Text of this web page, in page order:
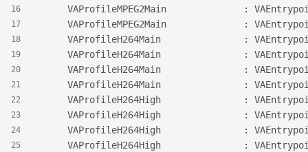
16
17
18
19
20
21
22
23
24
25
VAProfileMPEG2Main
VAProfileMPEG2Main
VAProfileH264Main
VAProfileH264Main
VAProfileH264Main
VAProfileH264Main
VAProfileH264High
VAProfileH264High
VAProfileH264High
VAProfileH264High